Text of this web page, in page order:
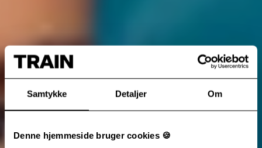
Samtykke Detaljer Om
Denne hjemmeside bruger cookies 🍪